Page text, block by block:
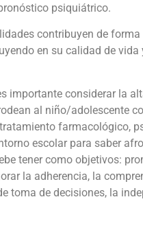
psiquiátrico.
contribuyen de
en su calidad de
importante considerar la
al niño/adolescente
farmacológico,
escolar para saber
tener como objetivos:
la adherencia, la
toma de decisiones, la